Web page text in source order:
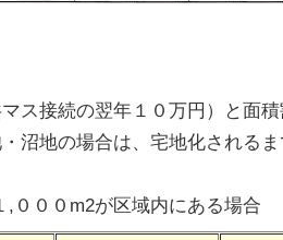
ス接続の翌年１０万円）と面
沼地の場合は、宅地化されるま
０００m2が区域内にある場合